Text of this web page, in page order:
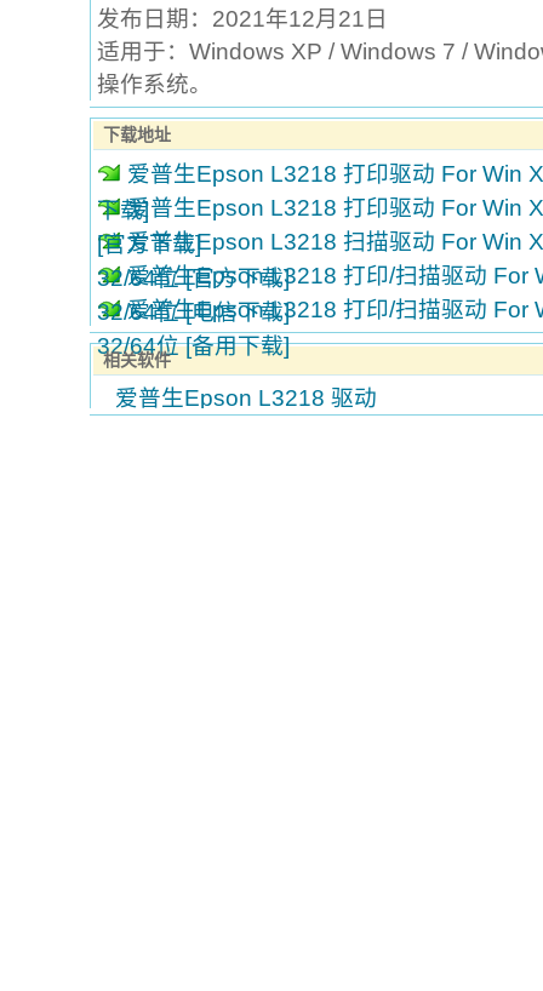
发布日期：2021年12月21日
适用于：Windows XP / Windows 7 /
操作系统。
下载地址
爱普生Epson L3218 打印驱动 For Win
下载]爱普生Epson L3218 打印驱动 For Win
[官方下载]
爱普生Epson L3218 扫描驱动 For Win
32/64位 [官方下载]
爱普生Epson L3218 打印/扫描驱动 For
32/64位 [电信下载]
爱普生Epson L3218 打印/扫描驱动 For
32/64位 [备用下载]
相关软件
爱普生Epson L3218 驱动